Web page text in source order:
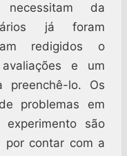
da
já foram
redigidos o
e um
preenchê-lo. Os
problemas em
são
por contar com a